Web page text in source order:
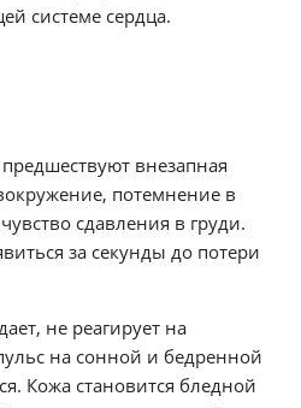
системе сердца.
внезапная
потемнение в
сдавления в груди.
за секунды до потери
не реагирует на
на сонной и бедренной
Кожа становится бледной